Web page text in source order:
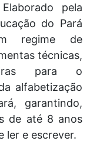
pela
do Pará
regime de
técnicas,
para o
alfabetização
garantindo,
de até 8 anos
ler e escrever.